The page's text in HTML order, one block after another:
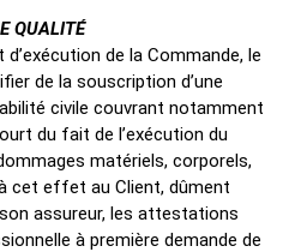
QUALITÉ
de la Commande, le
de la souscription d’une
civile couvrant notamment
du fait de l’exécution du
matériels, corporels,
cet effet au Client, dûment
assureur, les attestations
à première demande de